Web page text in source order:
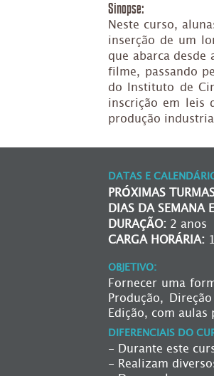
Sinopse:
Neste curso,
inserção de um
que abarca
filme, passando
do Instituto de
inscrição em leis
produção
DATAS E
PRÓXIMAS
DIAS DA SEMANA
DURAÇÃO: 2 anos
CARGA HORÁRIA:
OBJETIVO:
Fornecer uma
Produção,
Edição, com
DIFERENCIAIS DO
- Durante este
- Realizam